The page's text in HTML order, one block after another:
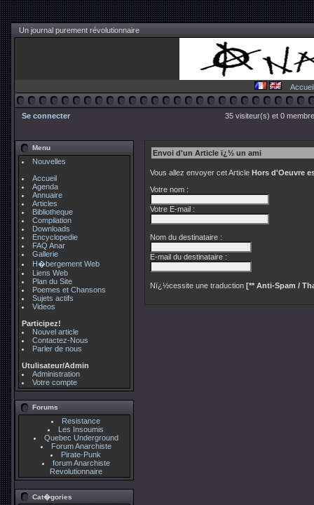
Un journal purement révolutionnaire
Accueil
Se connecter 35 visiteur(s) et 0
Menu
Nouvelles
Accueil
Agenda
Annuaire
Articles
Bibliotheque
Compilation
Downloads
Encyclopedie
FAQ Anar
Gallerie
H�bergement Web
Liens Web
Plan du Site
Poemes et Chansons
Sujets actifs
Videos
Participez!
Nouvel article
Contactez-Nous
Parler de nous
Utulisateur/Admin
Administration
Votre compte
Forums
Resistance
Les Insoumis
Quebec Underground
Forum Anarchiste
Pirate-Punk
forum Anarchiste
Revolutionnaire
Cat�gories
Envoi d'un Article ï¿½ un ami
Vous allez envoyer cet Article Hors d'Oeuvre
Votre nom :
Votre E-mail :
Nom du destinataire :
E-mail du destinataire :
Nï¿½cessite une traduction [** Anti-Spam /